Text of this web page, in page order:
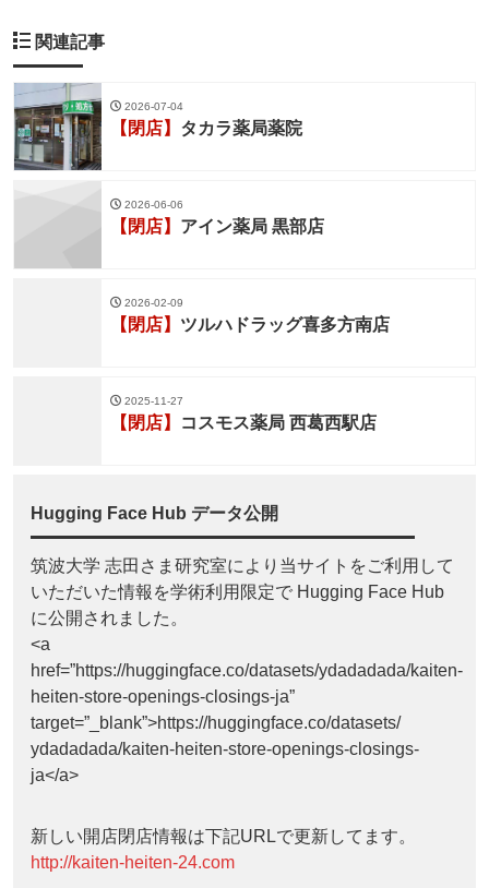
関連記事
2026-07-04
【閉店】 タカラ薬局薬院
2026-06-06
【閉店】 アイン薬局 黒部店
2026-02-09
【閉店】 ツルハドラッグ喜多方南店
2025-11-27
【閉店】 コスモス薬局 西葛西駅店
Hugging Face Hub データ公開
筑波大学 志田さま研究室により当サイトをご利用して
いただいた情報を学術利用限定で Hugging Face Hub
に公開されました。
<a
href=”https://huggingface.co/datasets/ydadadada/kaiten-
heiten-store-openings-closings-ja”
target=”_blank”>https://huggingface.co/datasets/
ydadadada/kaiten-heiten-store-openings-closings-
ja</a>
新しい開店閉店情報は下記URLで更新してます。
http://kaiten-heiten-24.com